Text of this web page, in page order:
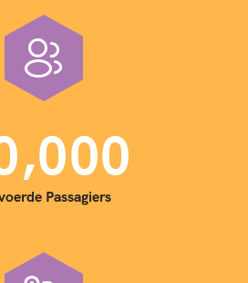
,000
Passagiers